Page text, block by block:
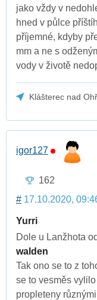
jako vždy v
hned v půlce
příjemné, kdyby
mm a ne s
vody v životě
Klášterec nad
igor127
162
# 17.10.2020,
Yurri
Dole u Lanžhota
walden
Tak ono se to z
se to vesměs
propleteny